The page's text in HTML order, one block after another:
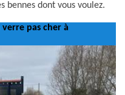
bennes dont vous voulez.
pas cher à